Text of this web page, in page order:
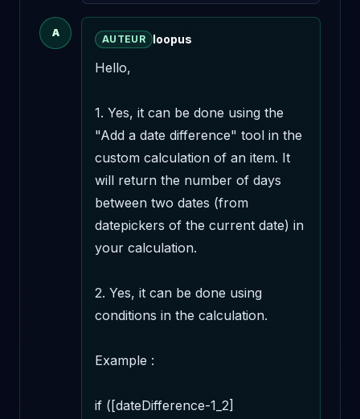
A
AUTEUR loopus
Hello,
1. Yes, it can be done using the
"Add a date difference" tool in the
custom calculation of an item. It
will return the number of days
between two dates (from
datepickers of the current date) in
your calculation.
2. Yes, it can be done using
conditions in the calculation.
Example :
if ([dateDifference-1_2]